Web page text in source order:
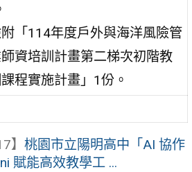
「114年度戶外與海洋風險管
資培訓計畫第二梯次初階教
程實施計畫」1份。
】 桃園市立陽明高中「AI 協作
賦能高效教學工 ...